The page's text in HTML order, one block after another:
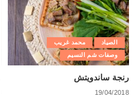
الصياد
محمد غريب
وصفات شم النسيم
رنجة ساندويتش
19/04/2018